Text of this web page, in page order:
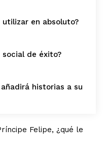
utilizar en absoluto?
social de éxito?
historias a su
Felipe, ¿qué le